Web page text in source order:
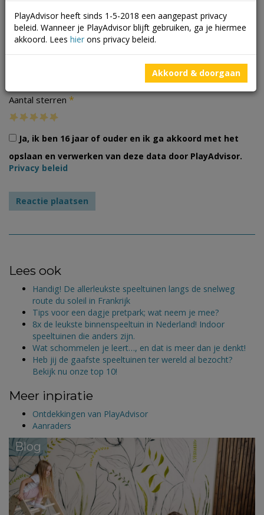
Aantal sterren *
Ja, ik ben 16 jaar of ouder en ik ga akkoord met het
opslaan en verwerken van deze data door PlayAdvisor.
Privacy beleid
Lees ook
Handig! De allerleukste speeltuinen langs de snelweg
route du soleil in Frankrijk
Tips voor een dagje pretpark; wat neem je mee?
8x de leukste binnenspeeltuin in Nederland! Indoor
speeltuinen die anders zijn.
Wat schommelen je leert…, en dat is meer dan je denkt!
Heb jij de gaafste speeltuinen ter wereld al bezocht?
Bekijk nu onze top 10!
Meer inpiratie
Ontdekkingen van PlayAdvisor
Aanraders
Blog
PlayAdvisor heeft sinds 1-5-2018 een aangepast privacy
beleid. Wanneer je PlayAdvisor blijft gebruiken, ga je hiermee
akkoord. Lees hier ons privacy beleid.
Akkoord & doorgaan